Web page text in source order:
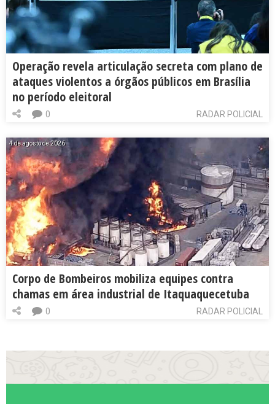
Operação revela articulação secreta com plano de
ataques violentos a órgãos públicos em Brasília
no período eleitoral
RADAR POLICIAL
0
4 de agosto de 2026
Corpo de Bombeiros mobiliza equipes contra
chamas em área industrial de Itaquaquecetuba
RADAR POLICIAL
0